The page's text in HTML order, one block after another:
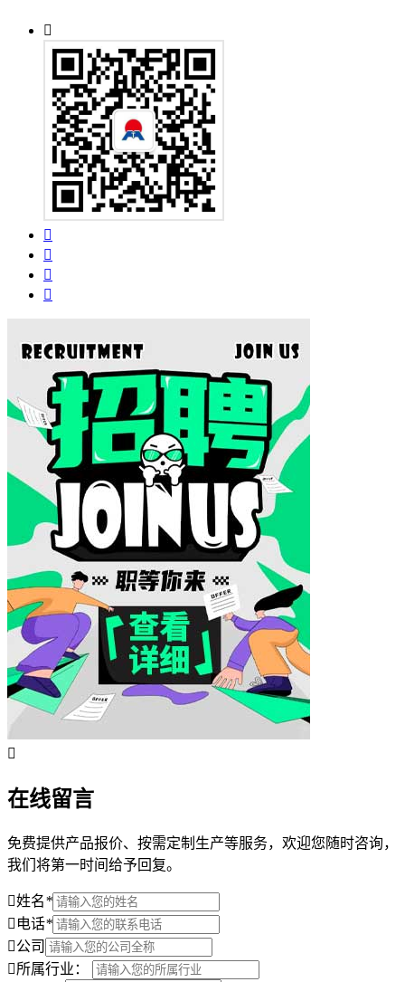
在线留言
免费提供产品报价、按需定制生产等服务，欢迎您随时咨询，
我们将第一时间给予回复。
姓名*
电话*
公司
所属行业：